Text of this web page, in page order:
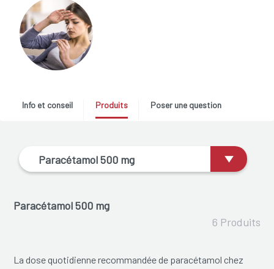
Info et conseil Produits Poser une question
Paracétamol 500 mg
Paracétamol 500 mg
6 Produits
La dose quotidienne recommandée de paracétamol chez